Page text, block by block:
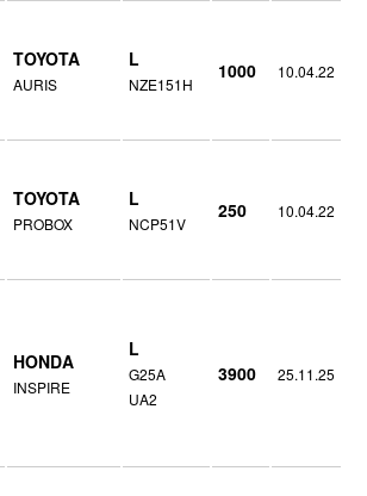
TOYOTA
AURIS
L
NZE151H
1000 10.04.22
TOYOTA
PROBOX
L
NCP51V
250 10.04.22
HONDA
INSPIRE
L
G25A
UA2
3900 25.11.25